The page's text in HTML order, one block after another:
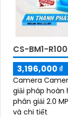
CS-BM1-
3,196,000 ₫
Camera
giải pháp hoàn
phân giải 2.0
và chi tiết